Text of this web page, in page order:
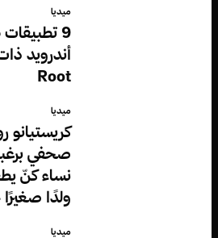
ميديا
9
أندرويد
Root
ميديا
كريستيانو
نساء كنّ
ولدًا صغيرًا
ميديا